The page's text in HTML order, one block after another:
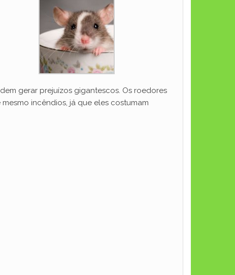
gerar prejuízos gigantescos. Os roedores
incêndios, já que eles costumam